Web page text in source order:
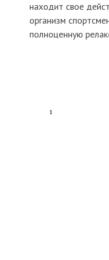
находит свое
организм
полноценную
1